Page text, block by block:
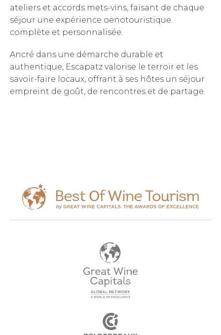
ateliers et accords mets-vins, faisant de chaque
séjour une expérience oenotouristique
complète et personnalisée.
Ancré dans une démarche durable et
authentique, Escapatz valorise le terroir et les
savoir-faire locaux, offrant à ses hôtes un séjour
empreint de goût, de rencontres et de partage.